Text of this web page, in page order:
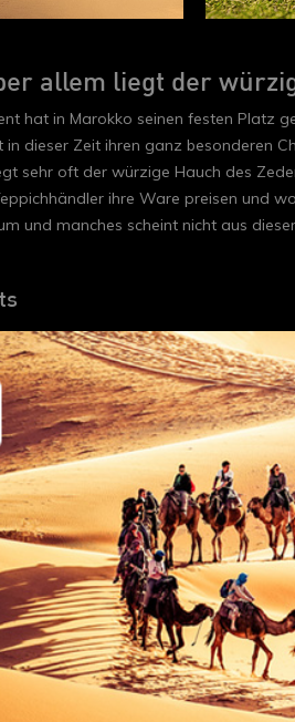
allem liegt der
hat in Marokko seinen festen Platz
dieser Zeit ihren ganz besonderen
sehr oft der würzige Hauch des
ihre Ware preisen und
und manches scheint nicht aus